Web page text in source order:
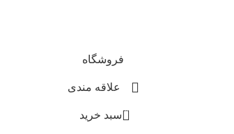
فروشگاه
علاقه مندی
0 سبد خرید